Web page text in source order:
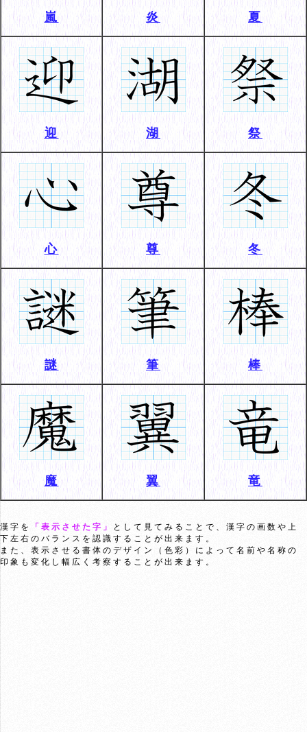
嵐 炎 夏
迎 湖 祭
心 尊 冬
謎 筆 棒
魔 翼 竜
漢字を 「表示させた字」
として見てみることで、漢字の画数や上
下左右のバランスを認識することが出来ます。
また、表示させる書体のデザイン（色彩）によって名前や名称の
印象も変化し幅広く考察することが出来ます。